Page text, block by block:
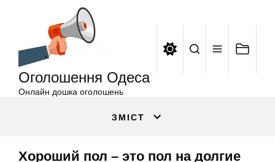
Оголошення Одеса
Онлайн дошка оголошень
ЗМІСТ
Хороший пол – это пол на долгие